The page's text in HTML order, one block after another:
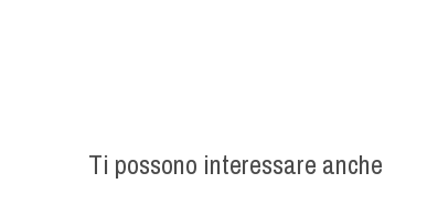
Ti possono interessare anche